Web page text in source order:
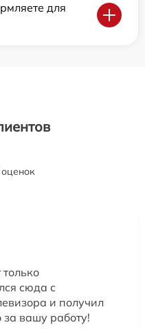
для
только
сюда с
и получил
вашу работу!